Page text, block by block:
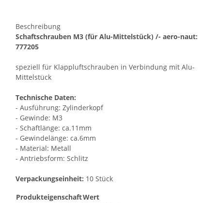
Beschreibung
Schaftschrauben M3 (für Alu-Mittelstück) /- aero-naut:
777205
speziell für Klappluftschrauben in Verbindung mit Alu-
Mittelstück
Technische Daten:
- Ausführung: Zylinderkopf
- Gewinde: M3
- Schaftlänge: ca.11mm
- Gewindelänge: ca.6mm
- Material: Metall
- Antriebsform: Schlitz
Verpackungseinheit: 10 Stück
ProdukteigenschaftWert